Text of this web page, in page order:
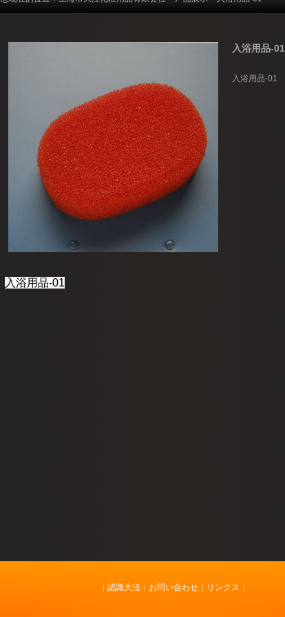
入浴用品-01
入浴用品-01
入浴用品-01
| 認識大泾 | お問い合わせ | リンクス |